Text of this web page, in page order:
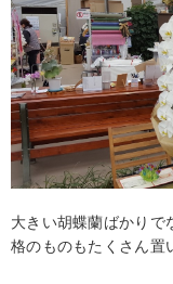
大きい胡蝶蘭ばかりで
格のものもたくさん置